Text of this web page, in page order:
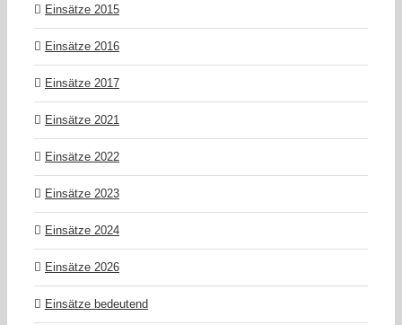
Einsätze 2015
Einsätze 2016
Einsätze 2017
Einsätze 2021
Einsätze 2022
Einsätze 2023
Einsätze 2024
Einsätze 2026
Einsätze bedeutend